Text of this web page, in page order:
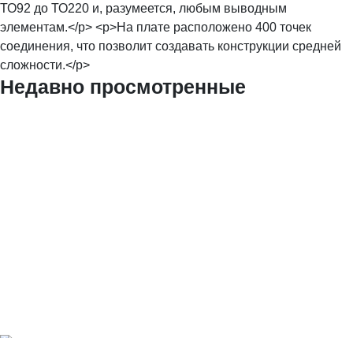
ТО92 до ТО220 и, разумеется, любым выводным
элементам.</p> <p>На плате расположено 400 точек
соединения, что позволит создавать конструкции средней
сложности.</p>
Недавно просмотренные